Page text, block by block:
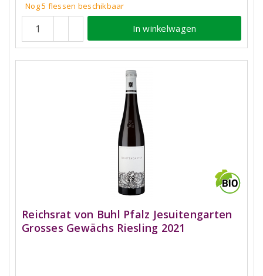
Nog 5 flessen beschikbaar
In winkelwagen
Reichsrat von Buhl Pfalz Jesuitengarten
Grosses Gewächs Riesling 2021